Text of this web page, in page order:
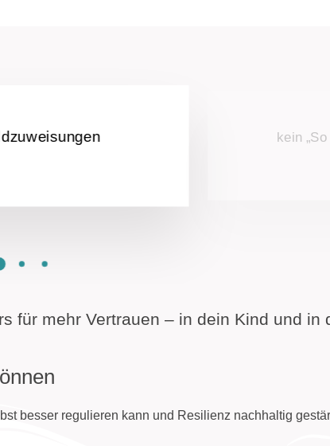
dein Kind sein“ kein
für mehr Vertrauen – in dein Kind und in
besser regulieren kann und Resilienz nachhaltig